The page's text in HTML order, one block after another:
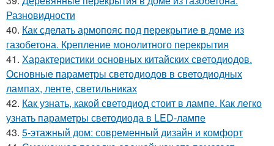
Разновидности
40. Как сделать армопояс под перекрытие в доме из
газобетона. Крепление монолитного перекрытия
41. Характеристики основных китайских светодиодов.
Основные параметры светодиодов в светодиодных
лампах, ленте, светильниках
42. Как узнать, какой светодиод стоит в лампе. Как легко
узнать параметры светодиода в LED-лампе
43. 5-этажный дом: современный дизайн и комфорт